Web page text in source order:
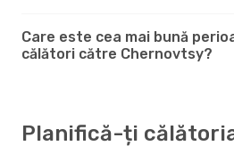
Care este cea mai bună
călători către Chernovtsy?
Planifică-ți